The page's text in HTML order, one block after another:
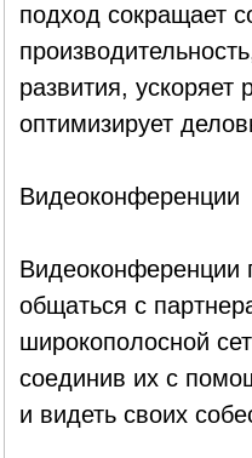
подход сокращает
развития, ускоряет
оптимизирует
Видеоконференции
Видеоконференции
общаться с
широкополосной
соединив их с
и видеть своих